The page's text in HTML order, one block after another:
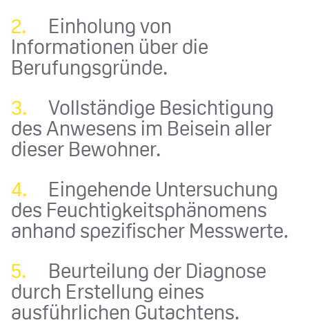
2.
Einholung von
Informationen über die
Berufungsgründe.
3.
Vollständige Besichtigung
des Anwesens im Beisein aller
dieser Bewohner.
4.
Eingehende Untersuchung
des Feuchtigkeitsphänomens
anhand spezifischer Messwerte.
5.
Beurteilung der Diagnose
durch Erstellung eines
ausführlichen Gutachtens.